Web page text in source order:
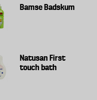
Bamse Badskum
Natusan First
touch bath